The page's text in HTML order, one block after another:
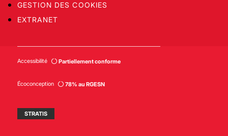
GESTION DES COOKIES
EXTRANET
Accessibilité Partiellement conforme
Écoconception 78% au RGESN
STRATIS